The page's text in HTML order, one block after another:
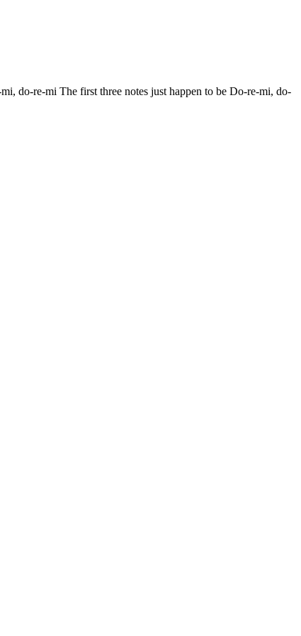
do-re-mi The first three notes just happen to be Do-re-mi, do-